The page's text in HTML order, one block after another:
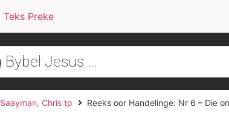
Teks Preke
Saayman, Chris tp Reeks oor Handelinge: Nr 6 – Die